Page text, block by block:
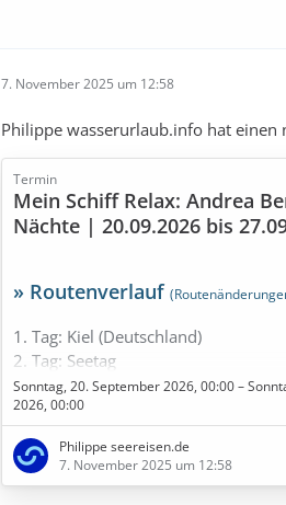
7. November 2025 um 12:58
Philippe wasserurlaub.info hat einen
Termin
Mein Schiff Relax: Andrea
Nächte | 20.09.2026 bis
» Routenverlauf
1. Tag: Kiel (Deutschland)
2. Tag: Seetag
3. Tag: Tallinn (Estland)
4. Tag: Helsinki (Finnland)
5. Tag: Seetag
6. Tag: Kopenhagen (Dänemark)
7. Tag: Kopenhagen (Dänemark)
Sonntag, 20. September 2026, 00:00 –
2026, 00:00
Philippe seereisen.de
7. November 2025 um 12:58